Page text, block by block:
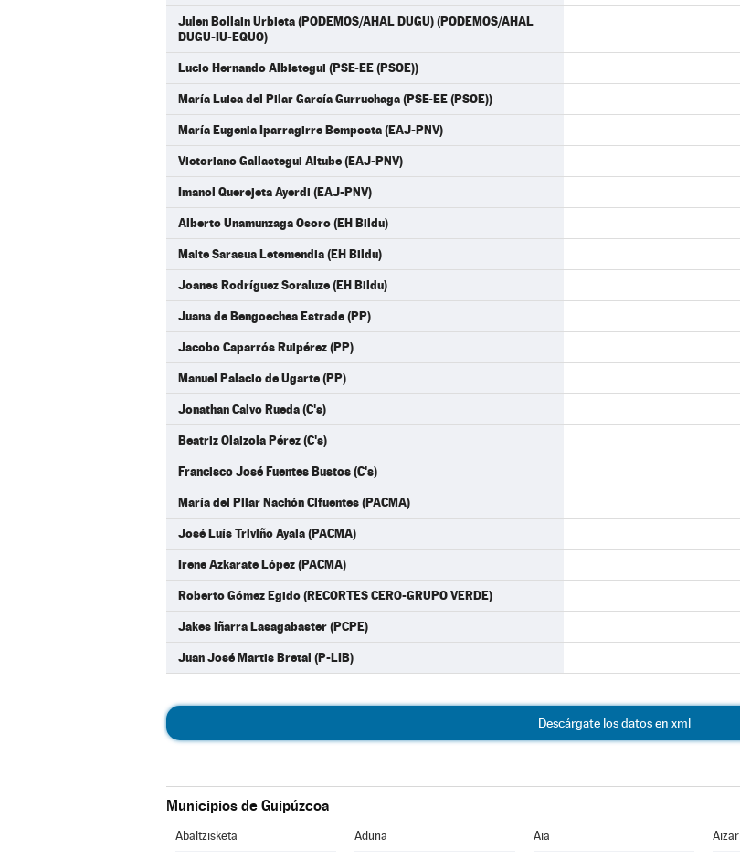
Julen Bollain Urbieta (PODEMOS/AHAL DUGU) (PODEMOS/AHAL
DUGU-IU-EQUO)
Lucio Hernando Albistegui (PSE-EE (PSOE))
María Luisa del Pilar García Gurruchaga (PSE-EE (PSOE))
María Eugenia Iparragirre Bemposta (EAJ-PNV)
Victoriano Gallastegui Altube (EAJ-PNV)
Imanol Querejeta Ayerdi (EAJ-PNV)
Alberto Unamunzaga Osoro (EH Bildu)
Maite Sarasua Letemendia (EH Bildu)
Joanes Rodríguez Soraluze (EH Bildu)
Juana de Bengoechea Estrade (PP)
Jacobo Caparrós Ruipérez (PP)
Manuel Palacio de Ugarte (PP)
Jonathan Calvo Rueda (C's)
Beatriz Olaizola Pérez (C's)
Francisco José Fuentes Bustos (C's)
María del Pilar Nachón Cifuentes (PACMA)
José Luís Triviño Ayala (PACMA)
Irene Azkarate López (PACMA)
Roberto Gómez Egido (RECORTES CERO-GRUPO VERDE)
Jakes Iñarra Lasagabaster (PCPE)
Juan José Martis Bretal (P-LIB)
Descárgate los datos en xml
Municipios de Guipúzcoa
Abaltzisketa Aduna Aia